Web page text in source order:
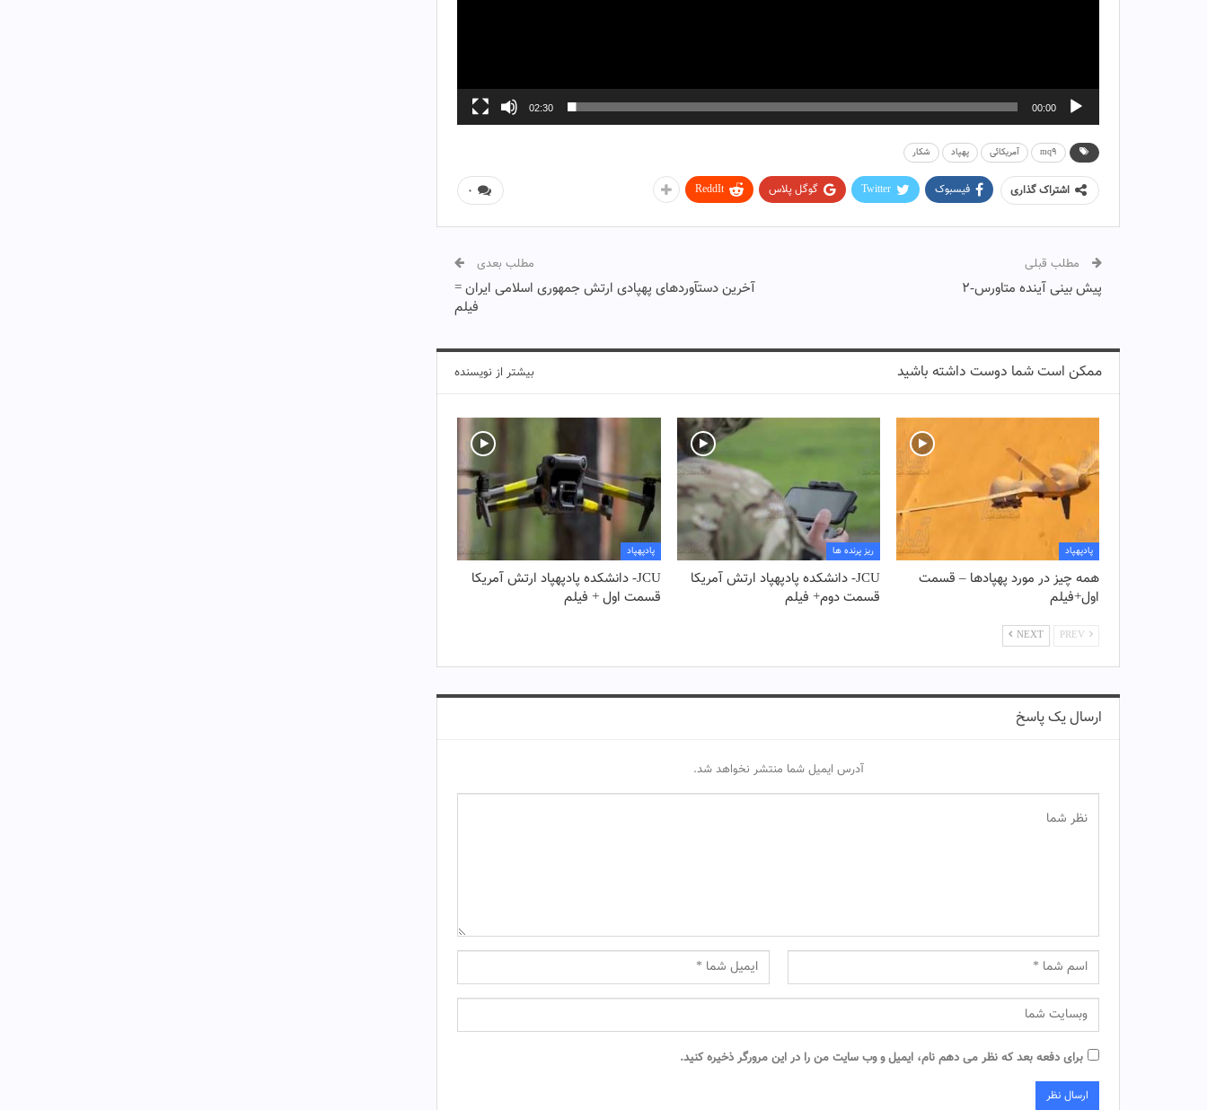
00:00
02:30
mq9 آمریکائی پهپاد شکار
۰ اشتراک گذاری فیسبوک Twitter گوگل پلاس ReddIt
مطلب قبلی
پیش بینی آینده متاورس-۲
مطلب بعدی
آخرین دستآوردهای پهپادی ارتش جمهوری اسلامی ایران =
فیلم
ممکن است شما دوست داشته باشید بیشتر از نویسنده
پادپهپاد
همه چیز در مورد پهپادها – قسمت
اول+فیلم
ریز پرنده ها
JCU- دانشکده پادپهپاد ارتش آمریکا
قسمت دوم+ فیلم
پادپهپاد
JCU- دانشکده پادپهپاد ارتش آمریکا
قسمت اول + فیلم
NEXT
ارسال یک پاسخ
آدرس ایمیل شما منتشر نخواهد شد.
برای دفعه بعد که نظر می دهم نام، ایمیل و وب سایت من را در این مرورگر ذخیره کنید.